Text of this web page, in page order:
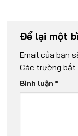
Để lại một
Email của bạn
Các trường bắt
Bình luận *